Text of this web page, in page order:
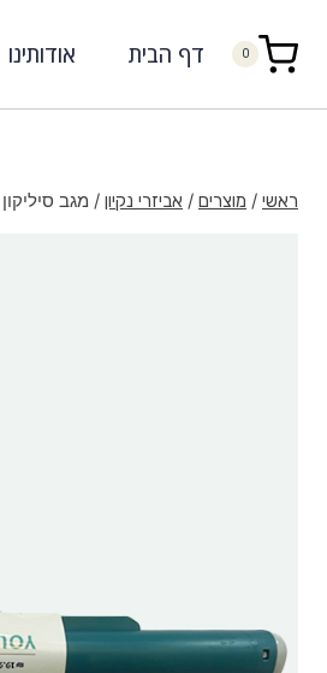
0 דף הבית אודותינו
ראשי / מוצרים / אביזרי נקיון / מגב סיליקון 42 ס”מ